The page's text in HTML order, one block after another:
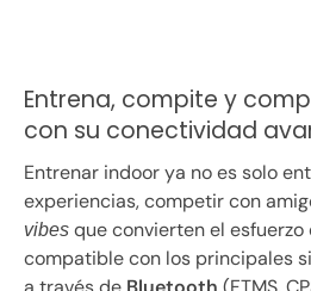
Entrena, compite y
con su conectividad
Entrenar indoor ya no es solo
experiencias, competir con
vibes que convierten el esfuerzo
compatible con los principales